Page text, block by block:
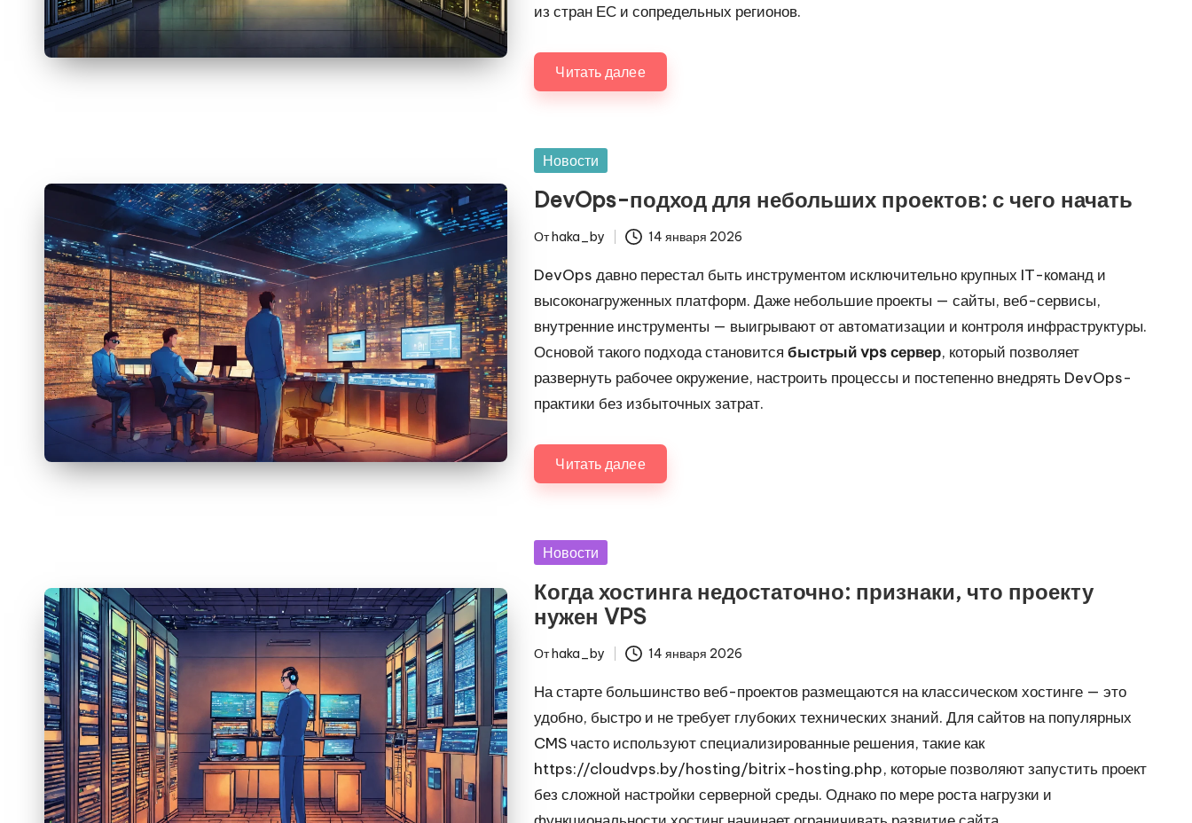
из стран ЕС и сопредельных регионов.
Читать далее
Опубликовано
Новости
DevOps-подход для небольших проектов: с чего начать
Запись
от
Отhaka_by 14 января 2026
DevOps давно перестал быть инструментом исключительно крупных IT-команд и
высоконагруженных платформ. Даже небольшие проекты — сайты, веб-сервисы,
внутренние инструменты — выигрывают от автоматизации и контроля инфраструктуры.
Основой такого подхода становитсябыстрый vps сервер, который позволяет
развернуть рабочее окружение, настроить процессы и постепенно внедрять DevOps-
практики без избыточных затрат.
Читать далее
Опубликовано
Новости
Когда хостинга недостаточно: признаки, что проекту
нужен VPS
Запись
от
Отhaka_by 14 января 2026
На старте большинство веб-проектов размещаются на классическом хостинге — это
удобно, быстро и не требует глубоких технических знаний. Для сайтов на популярных
CMS часто используют специализированные решения, такие как
https://cloudvps.by/hosting/bitrix-hosting.php, которые позволяют запустить проект
без сложной настройки серверной среды. Однако по мере роста нагрузки и